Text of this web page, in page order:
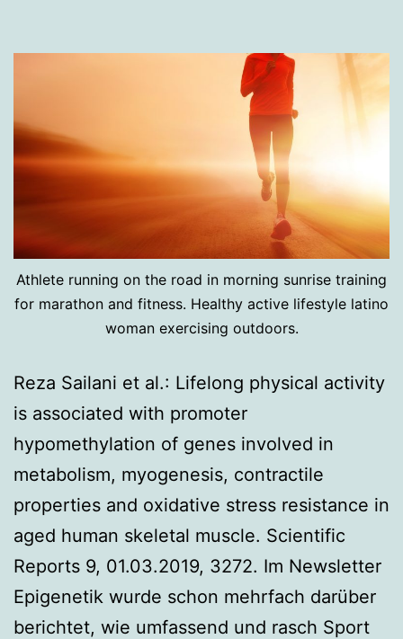
Athlete running on the road in morning sunrise training
for marathon and fitness. Healthy active lifestyle latino
woman exercising outdoors.
Reza Sailani et al.: Lifelong physical activity
is associated with promoter
hypomethylation of genes involved in
metabolism, myogenesis, contractile
properties and oxidative stress resistance in
aged human skeletal muscle. Scientific
Reports 9, 01.03.2019, 3272. Im Newsletter
Epigenetik wurde schon mehrfach darüber
berichtet, wie umfassend und rasch Sport